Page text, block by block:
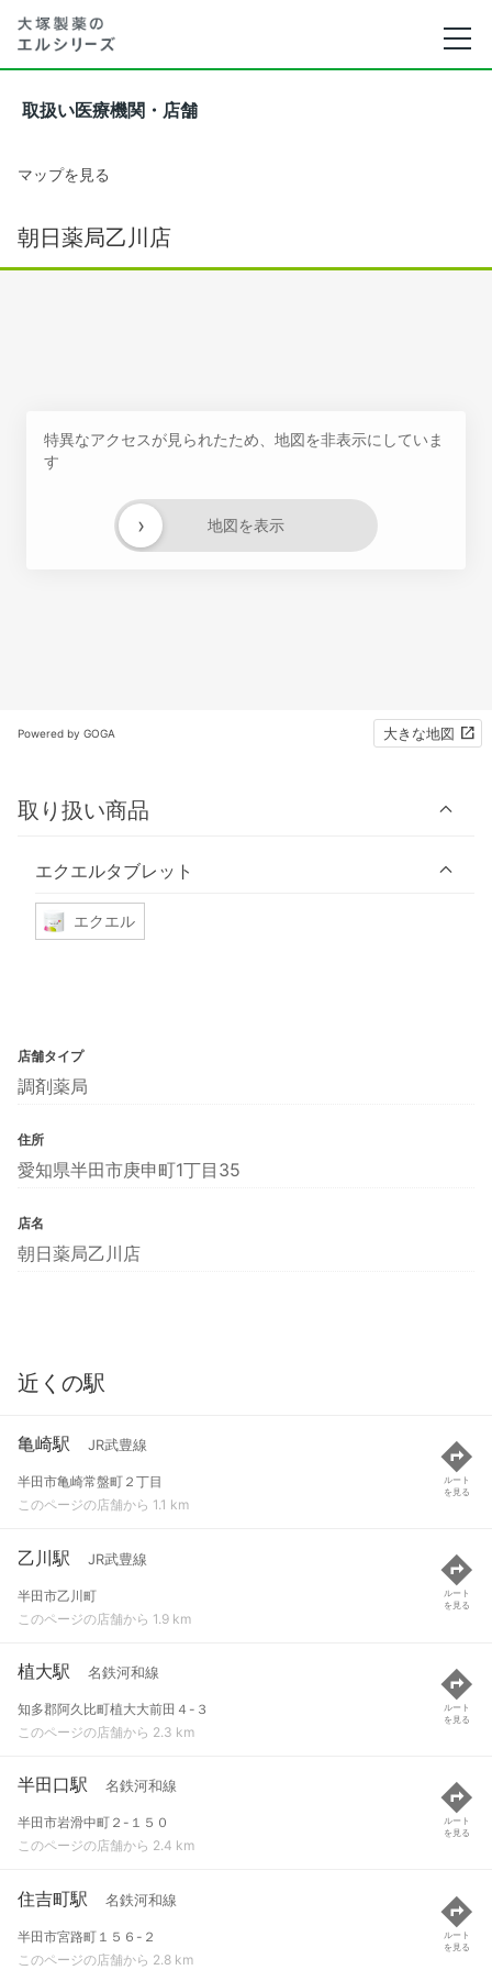
取扱い医療機関・店舗
マップを見る
朝日薬局乙川店
特異なアクセスが見られたため、地図を非表示にしていま
す
地図を表示
›
Powered by GOGA 大きな地図
取り扱い商品
エクエルタブレット
エクエル
店舗タイプ
調剤薬局
住所
愛知県半田市庚申町1丁目35
店名
朝日薬局乙川店
近くの駅
亀崎駅 JR武豊線
半田市亀崎常盤町２丁目
このページの店舗から 1.1 km
ルート
を見る
乙川駅 JR武豊線
半田市乙川町
このページの店舗から 1.9 km
ルート
を見る
植大駅 名鉄河和線
知多郡阿久比町植大大前田４-３
このページの店舗から 2.3 km
ルート
を見る
半田口駅 名鉄河和線
半田市岩滑中町２-１５０
このページの店舗から 2.4 km
ルート
を見る
住吉町駅 名鉄河和線
半田市宮路町１５６-２
このページの店舗から 2.8 km
ルート
を見る